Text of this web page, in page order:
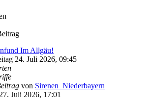
Im Allgäu!
24. Juli 2026, 09:45
von Sirenen_Niederbayern
Juli 2026, 17:01